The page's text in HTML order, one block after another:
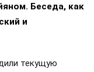
Беседа, как
и
текущую